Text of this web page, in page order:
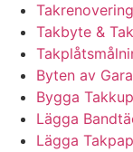
Takrenovering
Takbyte &
Byten av
Bygga
Lägga
Lägga